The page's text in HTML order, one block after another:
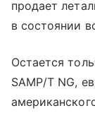
продает
в состоянии
Остается
SAMP/T NG,